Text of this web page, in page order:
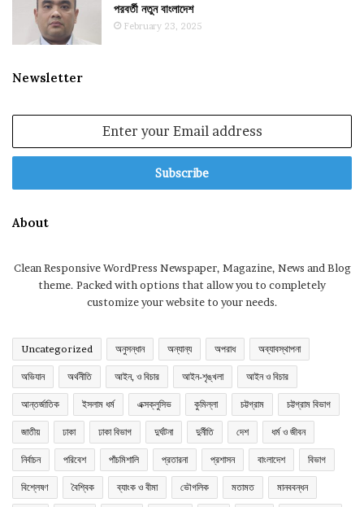
পরবর্তী নতুন বাংলাদেশ
February 23, 2025
Newsletter
Email
About
Clean Responsive WordPress Newspaper, Magazine, News and Blog
theme. Packed with options that allow you to completely
customize your website to your needs.
Uncategorized অনুসন্ধান অন্যান্য অপরাধ অব্যাবস্থাপনা
অভিযান অর্থনীতি আইন, ও বিচার আইন-শৃঙ্খলা আইন ও বিচার
আন্তর্জাতিক ইসলাম ধর্ম এক্সক্লুসিভ কুমিল্লা চট্টগ্রাম চট্টগ্রাম বিভাগ
জাতীয় ঢাকা ঢাকা বিভাগ দুর্ঘটনা দুর্নীতি দেশ ধর্ম ও জীবন
নির্বাচন পরিবেশ পাঁচমিশালি প্রতারনা প্রশাসন বাংলাদেশ বিভাগ
বিশ্লেষণ বৈশ্বিক ব্যাংক ও বীমা ভৌগলিক মতামত মানববন্ধন